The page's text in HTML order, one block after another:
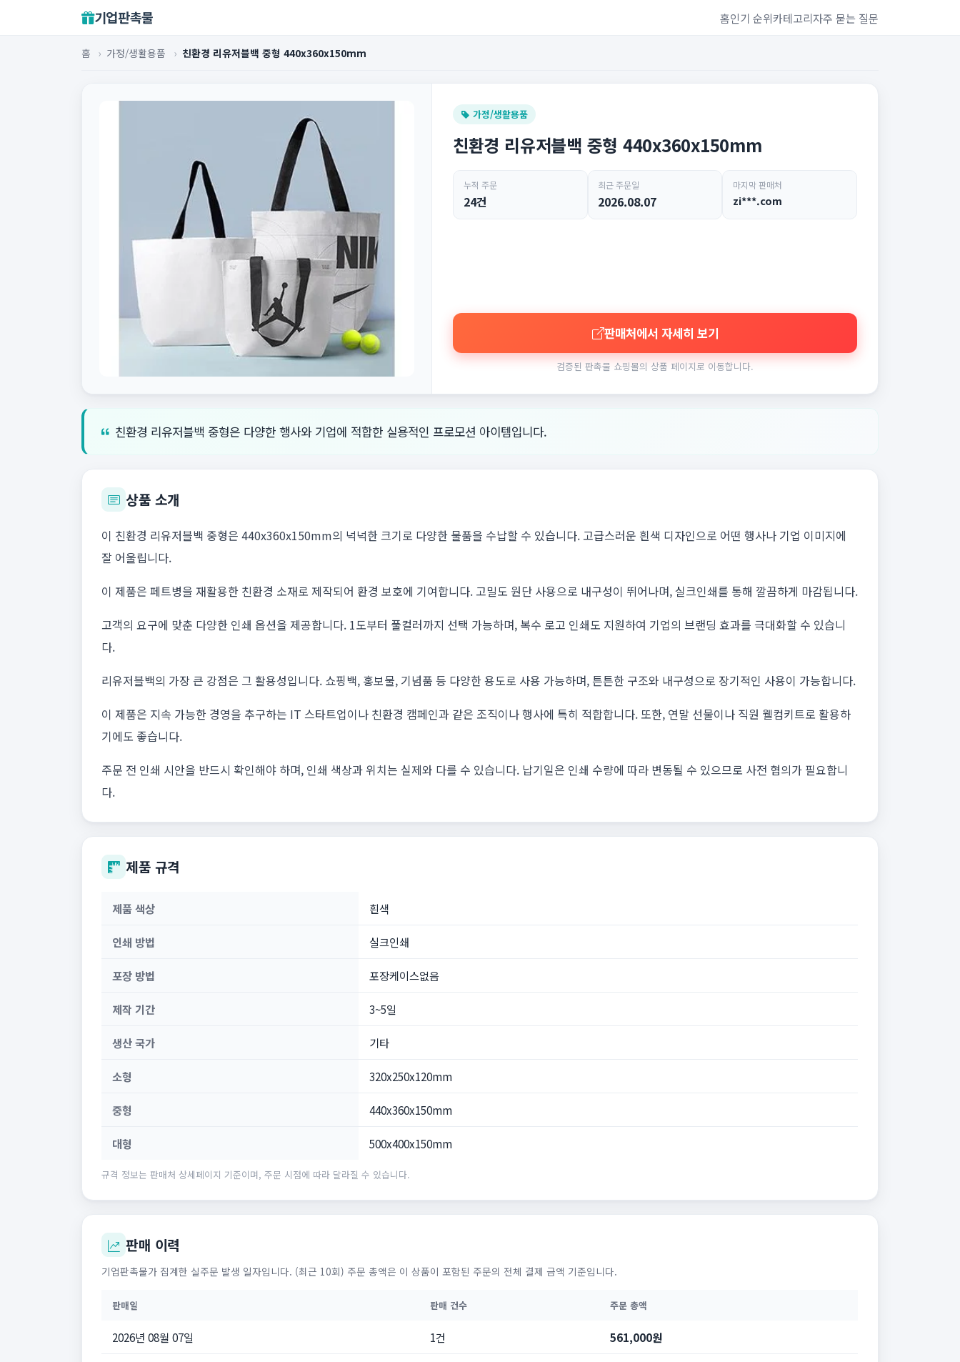
기업판촉물 홈인기 순위카테고리자주 묻는 질문
홈 › 가정/생활용품 › 친환경 리유저블백 중형 440x360x150mm
가정/생활용품
친환경 리유저블백 중형 440x360x150mm
누적 주문
24건
최근 주문일
2026.08.07
마지막 판매처
zi***.com
판매처에서 자세히 보기
검증된 판촉물 쇼핑몰의 상품 페이지로 이동합니다.
친환경 리유저블백 중형은 다양한 행사와 기업에 적합한 실용적인 프로모션 아이템입니다.
상품 소개
이 친환경 리유저블백 중형은 440x360x150mm의 넉넉한 크기로 다양한 물품을 수납할 수 있습니다. 고급스러운 흰색 디자인으로 어떤 행사나 기업 이미지에
잘 어울립니다.
이 제품은 페트병을 재활용한 친환경 소재로 제작되어 환경 보호에 기여합니다. 고밀도 원단 사용으로 내구성이 뛰어나며, 실크인쇄를 통해 깔끔하게 마감됩니다.
고객의 요구에 맞춘 다양한 인쇄 옵션을 제공합니다. 1도부터 풀컬러까지 선택 가능하며, 복수 로고 인쇄도 지원하여 기업의 브랜딩 효과를 극대화할 수 있습니
다.
리유저블백의 가장 큰 강점은 그 활용성입니다. 쇼핑백, 홍보물, 기념품 등 다양한 용도로 사용 가능하며, 튼튼한 구조와 내구성으로 장기적인 사용이 가능합니다.
이 제품은 지속 가능한 경영을 추구하는 IT 스타트업이나 친환경 캠페인과 같은 조직이나 행사에 특히 적합합니다. 또한, 연말 선물이나 직원 웰컴키트로 활용하
기에도 좋습니다.
주문 전 인쇄 시안을 반드시 확인해야 하며, 인쇄 색상과 위치는 실제와 다를 수 있습니다. 납기일은 인쇄 수량에 따라 변동될 수 있으므로 사전 협의가 필요합니
다.
제품 규격
제품 색상 흰색
인쇄 방법 실크인쇄
포장 방법 포장케이스없음
제작 기간 3~5일
생산 국가 기타
소형 320x250x120mm
중형 440x360x150mm
대형 500x400x150mm
규격 정보는 판매처 상세페이지 기준이며, 주문 시점에 따라 달라질 수 있습니다.
판매 이력
기업판촉물가 집계한 실주문 발생 일자입니다. (최근 10회) 주문 총액은 이 상품이 포함된 주문의 전체 결제 금액 기준입니다.
판매일 판매 건수 주문 총액
2026년 08월 07일 1건 561,000원